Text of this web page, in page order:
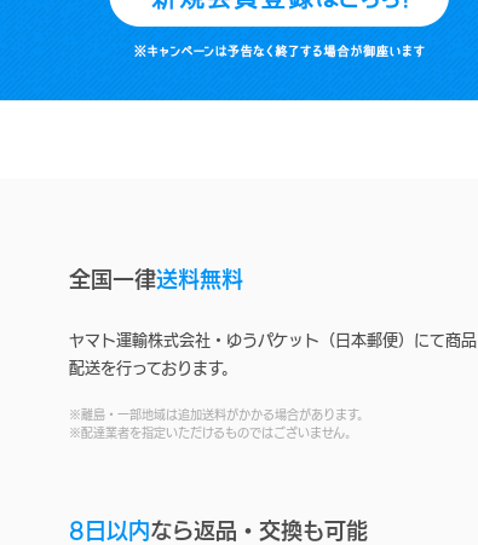
全国一律送料無料
ヤマト運輸株式会社・ゆうパケット（日本郵便）にて商品
配送を行っております。
※離島・一部地域は追加送料がかかる場合があります。
※配達業者を指定いただけるものではございません。
8日以内なら返品・交換も可能